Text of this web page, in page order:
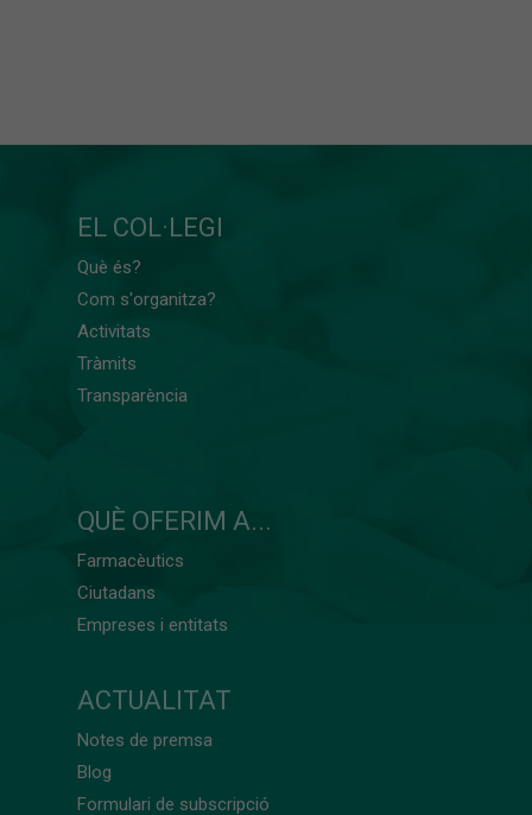
EL COL·LEGI
Què és?
Com s'organitza?
Activitats
Tràmits
Transparència
QUÈ OFERIM A...
Farmacèutics
Ciutadans
Empreses i entitats
ACTUALITAT
Notes de premsa
Blog
Formulari de subscripció